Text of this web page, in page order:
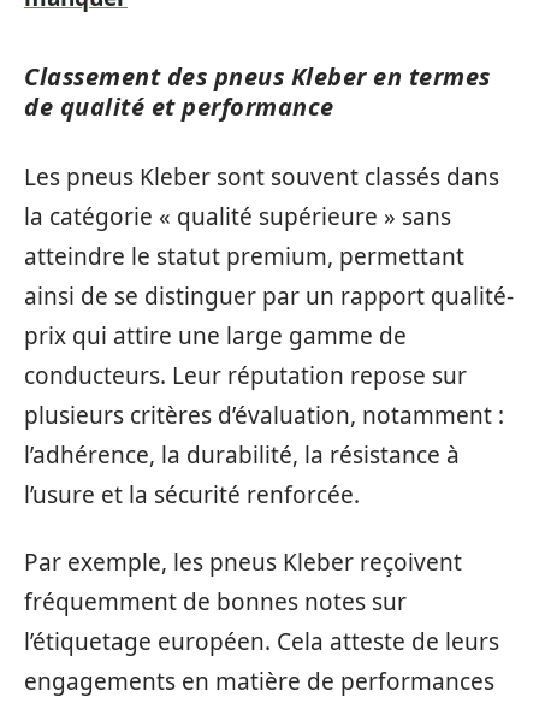
Classement des pneus Kleber en termes
de qualité et performance
Les pneus Kleber sont souvent classés dans
la catégorie « qualité supérieure » sans
atteindre le statut premium, permettant
ainsi de se distinguer par un rapport qualité-
prix qui attire une large gamme de
conducteurs. Leur réputation repose sur
plusieurs critères d’évaluation, notamment :
l’adhérence, la durabilité, la résistance à
l’usure et la sécurité renforcée.
Par exemple, les pneus Kleber reçoivent
fréquemment de bonnes notes sur
l’étiquetage européen. Cela atteste de leurs
engagements en matière de performances